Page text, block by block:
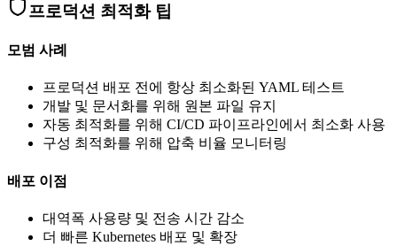
프로덕션 최적화 팁
모범 사례
프로덕션 배포 전에 항상 최소화된 YAML 테스트
개발 및 문서화를 위해 원본 파일 유지
자동 최적화를 위해 CI/CD 파이프라인에서 최소화 사용
구성 최적화를 위해 압축 비율 모니터링
배포 이점
대역폭 사용량 및 전송 시간 감소
더 빠른 Kubernetes 배포 및 확장